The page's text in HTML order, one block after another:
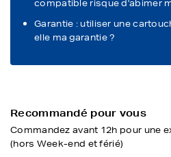
compatible risque d'abimer
Garantie : utiliser une
elle ma garantie ?
Recommandé pour vous
Commandez avant 12h pour une
(hors Week-end et férié)